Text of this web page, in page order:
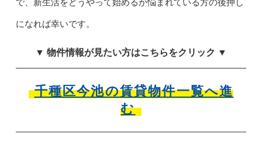
で、新生活をどうやって始めるか悩まれている方の後押し
になれば幸いです。
▼ 物件情報が見たい方はこちらをクリック ▼
千種区今池の賃貸物件一覧へ進
む